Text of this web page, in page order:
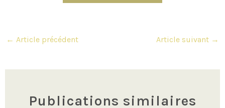
Navigation
articles
← Article précédent Article suivant →
Publications similaires